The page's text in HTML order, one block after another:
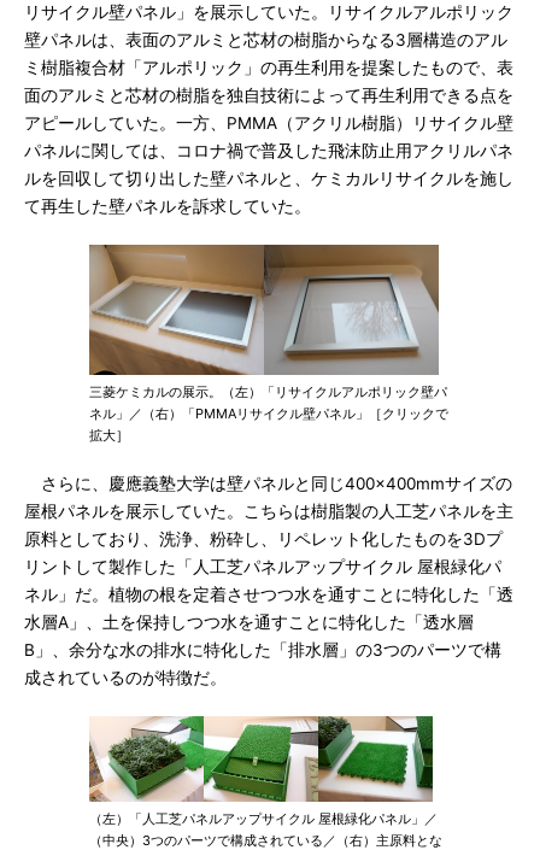
リサイクル壁パネル」を展示していた。リサイクルアルポリック
壁パネルは、表面のアルミと芯材の樹脂からなる3層構造のアル
ミ樹脂複合材「アルポリック」の再生利用を提案したもので、表
面のアルミと芯材の樹脂を独自技術によって再生利用できる点を
アピールしていた。一方、PMMA（アクリル樹脂）リサイクル壁
パネルに関しては、コロナ禍で普及した飛沫防止用アクリルパネ
ルを回収して切り出した壁パネルと、ケミカルリサイクルを施し
て再生した壁パネルを訴求していた。
三菱ケミカルの展示。（左）「リサイクルアルポリック壁パ
ネル」／（右）「PMMAリサイクル壁パネル」［クリックで
拡大］
さらに、慶應義塾大学は壁パネルと同じ400×400mmサイズの
屋根パネルを展示していた。こちらは樹脂製の人工芝パネルを主
原料としており、洗浄、粉砕し、リペレット化したものを3Dプ
リントして製作した「人工芝パネルアップサイクル 屋根緑化パ
ネル」だ。植物の根を定着させつつ水を通すことに特化した「透
水層A」、土を保持しつつ水を通すことに特化した「透水層
B」、余分な水の排水に特化した「排水層」の3つのパーツで構
成されているのが特徴だ。
（左）「人工芝パネルアップサイクル 屋根緑化パネル」／
（中央）3つのパーツで構成されている／（右）主原料とな